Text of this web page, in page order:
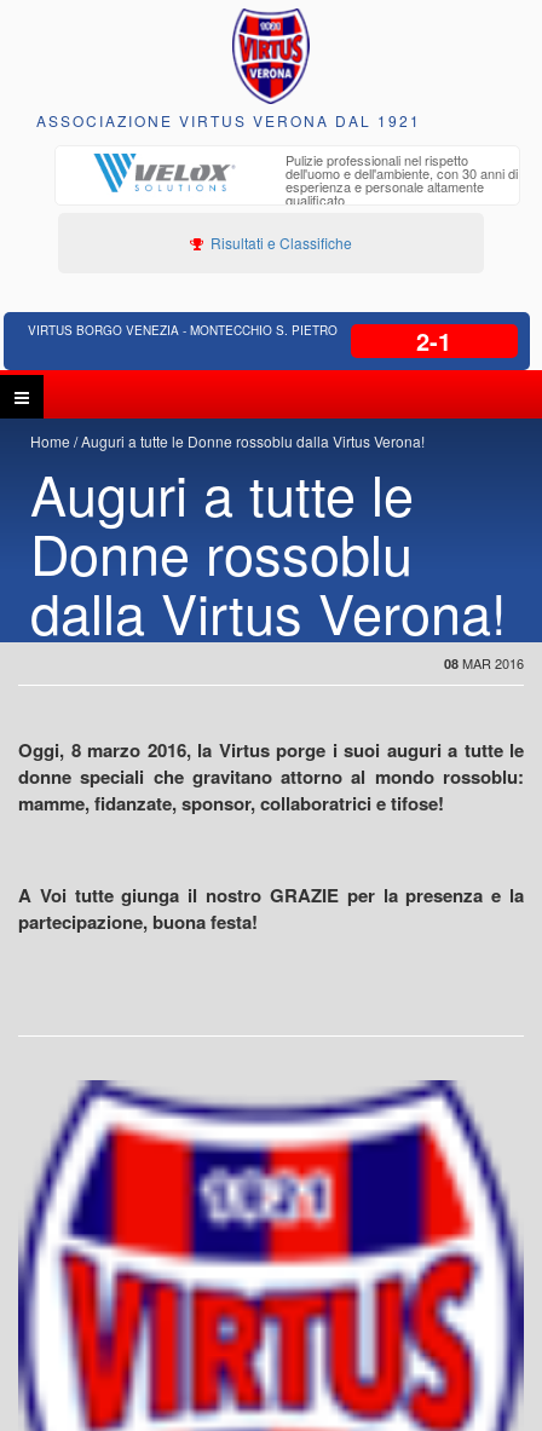
ASSOCIAZIONE VIRTUS VERONA DAL 1921
Pulizie professionali nel rispetto
dell'uomo e dell'ambiente, con 30 anni di
esperienza e personale altamente
qualificato
Risultati e Classifiche
VIRTUS BORGO VENEZIA - MONTECCHIO S. PIETRO 2-1
Home Auguri a tutte le Donne rossoblu dalla Virtus Verona!
Auguri a tutte le
Donne rossoblu
dalla Virtus Verona!
08 MAR 2016
Oggi, 8 marzo 2016, la Virtus porge i suoi auguri a tutte le
donne speciali che gravitano attorno al mondo rossoblu:
mamme, fidanzate, sponsor, collaboratrici e tifose!
A Voi tutte giunga il nostro GRAZIE per la presenza e la
partecipazione, buona festa!